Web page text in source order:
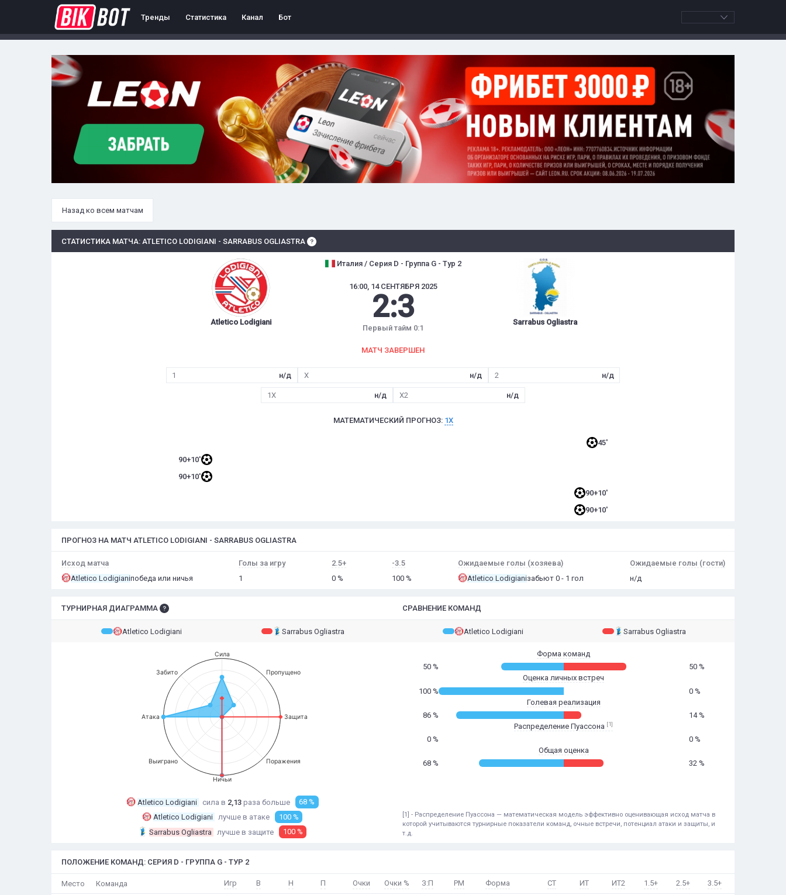
Тренды Статистика Канал Бот
Назад ко всем матчам
СТАТИСТИКА МАТЧА: ATLETICO LODIGIANI - SARRABUS OGLIASTRA
Atletico Lodigiani
Италия / Серия D - Группа G - Тур 2
16:00, 14 СЕНТЯБРЯ 2025
2:3
Первый тайм 0:1
Sarrabus Ogliastra
МАТЧ ЗАВЕРШЕН
1 н/д X н/д 2 н/д
1X н/д X2 н/д
МАТЕМАТИЧЕСКИЙ ПРОГНОЗ: 1X
45'
90+10'
90+10'
90+10'
90+10'
ПРОГНОЗ НА МАТЧ ATLETICO LODIGIANI - SARRABUS OGLIASTRA
Исход матча
Atletico Lodigianiпобеда или ничья
Голы за игру
1
2.5+
0 %
-3.5
100 %
Ожидаемые голы (хозяева)
Atletico Lodigianiзабьют 0 - 1 гол
Ожидаемые голы (гости)
н/д
ТУРНИРНАЯ ДИАГРАММА
Atletico Lodigiani Sarrabus Ogliastra
Сила
Пропущено
Защита
Поражения
Ничьи
Выиграно
Атака
Забито
Atletico Lodigiani сила в 2,13 раза больше
68 %
Atletico Lodigiani
лучше в атаке
100 %
Sarrabus Ogliastra
лучше в защите 100 %
СРАВНЕНИЕ КОМАНД
Atletico Lodigiani Sarrabus Ogliastra
Форма команд
50 %
50 %
Оценка личных встреч
100 %
0 %
Голевая реализация
86 %
14 %
Распределение Пуассона [1]
0 %
0 %
Общая оценка
68 %
32 %
[1] - Распределение Пуассона — математическая модель эффективно оценивающая исход матча в
которой учитываются турнирные показатели команд, очные встречи, потенциал атаки и защиты, и
т.д.
ПОЛОЖЕНИЕ КОМАНД: СЕРИЯ D - ГРУППА G - ТУР 2
Место Команда Игр В Н П Очки Очки % З:П РМ Форма СТ ИТ ИТ2 1.5+ 2.5+ 3.5+